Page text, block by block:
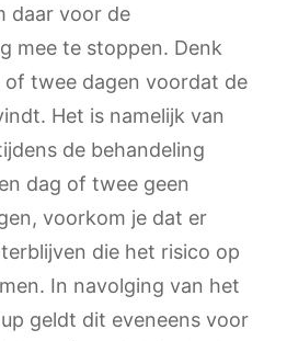
daar voor de
mee te stoppen. Denk
of twee dagen voordat de
Het is namelijk van
de behandeling
dag of twee geen
voorkom je dat er
die het risico op
In navolging van het
geldt dit eveneens voor